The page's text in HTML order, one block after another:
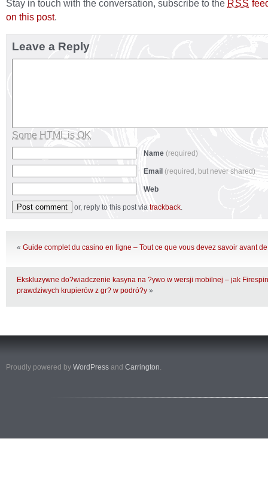
Stay in touch with the conversation, subscribe to the RSS
on this post.
Leave a Reply
Some HTML is OK
Name (required)
Email (required, but never shared)
Web
or, reply to this post via trackback.
« Guide complet du casino en ligne – Tout ce que vous devez savoir avant
Ekskluzywne do?wiadczenie kasyna na ?ywo w wersji mobilnej – jak
prawdziwych krupierów z gr? w podró?y »
Proudly powered by WordPress and Carrington.